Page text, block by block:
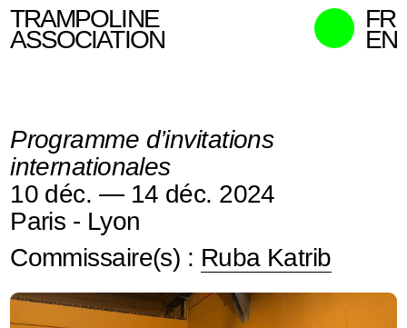
TRAMPOLINE
ASSOCIATION
ACTIONS
CONTACT
COMMISSAIRES
RECHERCHER
FR
EN
Programme d’invitations
internationales
10 déc. — 14 déc. 2024
Paris - Lyon
Commissaire(s) : Ruba Katrib